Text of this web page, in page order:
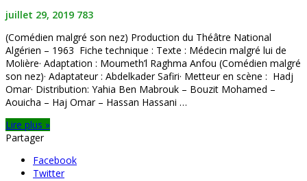
juillet 29, 2019 783
(Comédien malgré son nez) Production du Théâtre National
Algérien – 1963 Fiche technique : Texte : Médecin malgré lui de
Molière· Adaptation : Moumeth’l Raghma Anfou (Comédien malgré
son nez)· Adaptateur : Abdelkader Safiri· Metteur en scène : Hadj
Omar· Distribution: Yahia Ben Mabrouk – Bouzit Mohamed –
Aouicha – Haj Omar – Hassan Hassani …
Lire plus »
Partager
Facebook
Twitter